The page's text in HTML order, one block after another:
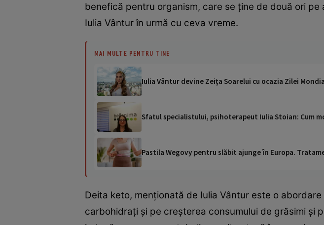
benefică pentru organism, care se ţine de două ori
Iulia Vântur în urmă cu ceva vreme.
MAI MULTE PENTRU TINE
Iulia Vântur devine Zeiţa Soarelui cu ocazia Zilei
Sfatul specialistului, psihoterapeut Iulia Stoian: Cum
Pastila Wegovy pentru slăbit ajunge în Europa.
Deita keto, menționată de Iulia Vântur este o
carbohidrați și pe creșterea consumului de grăsimi și